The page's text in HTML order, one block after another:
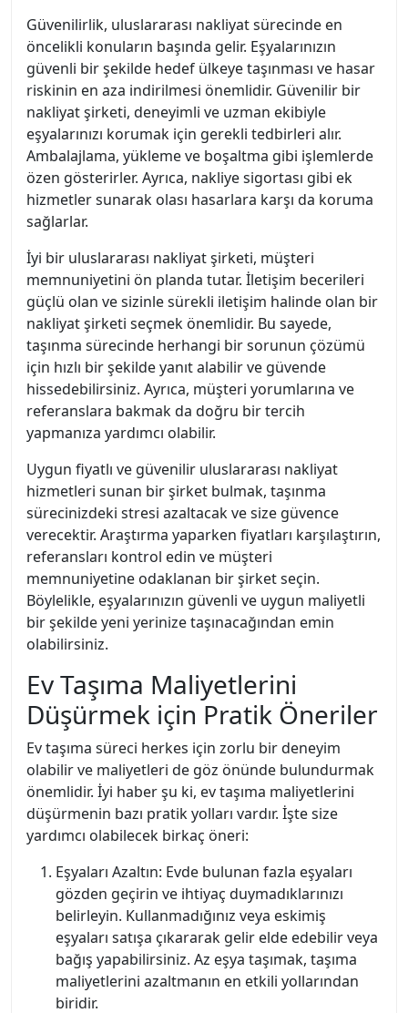
Güvenilirlik, uluslararası nakliyat sürecinde en
öncelikli konuların başında gelir. Eşyalarınızın
güvenli bir şekilde hedef ülkeye taşınması ve hasar
riskinin en aza indirilmesi önemlidir. Güvenilir bir
nakliyat şirketi, deneyimli ve uzman ekibiyle
eşyalarınızı korumak için gerekli tedbirleri alır.
Ambalajlama, yükleme ve boşaltma gibi işlemlerde
özen gösterirler. Ayrıca, nakliye sigortası gibi ek
hizmetler sunarak olası hasarlara karşı da koruma
sağlarlar.
İyi bir uluslararası nakliyat şirketi, müşteri
memnuniyetini ön planda tutar. İletişim becerileri
güçlü olan ve sizinle sürekli iletişim halinde olan bir
nakliyat şirketi seçmek önemlidir. Bu sayede,
taşınma sürecinde herhangi bir sorunun çözümü
için hızlı bir şekilde yanıt alabilir ve güvende
hissedebilirsiniz. Ayrıca, müşteri yorumlarına ve
referanslara bakmak da doğru bir tercih
yapmanıza yardımcı olabilir.
Uygun fiyatlı ve güvenilir uluslararası nakliyat
hizmetleri sunan bir şirket bulmak, taşınma
sürecinizdeki stresi azaltacak ve size güvence
verecektir. Araştırma yaparken fiyatları karşılaştırın,
referansları kontrol edin ve müşteri
memnuniyetine odaklanan bir şirket seçin.
Böylelikle, eşyalarınızın güvenli ve uygun maliyetli
bir şekilde yeni yerinize taşınacağından emin
olabilirsiniz.
Ev Taşıma Maliyetlerini
Düşürmek için Pratik Öneriler
Ev taşıma süreci herkes için zorlu bir deneyim
olabilir ve maliyetleri de göz önünde bulundurmak
önemlidir. İyi haber şu ki, ev taşıma maliyetlerini
düşürmenin bazı pratik yolları vardır. İşte size
yardımcı olabilecek birkaç öneri:
Eşyaları Azaltın: Evde bulunan fazla eşyaları
gözden geçirin ve ihtiyaç duymadıklarınızı
belirleyin. Kullanmadığınız veya eskimiş
eşyaları satışa çıkararak gelir elde edebilir veya
bağış yapabilirsiniz. Az eşya taşımak, taşıma
maliyetlerini azaltmanın en etkili yollarından
biridir.